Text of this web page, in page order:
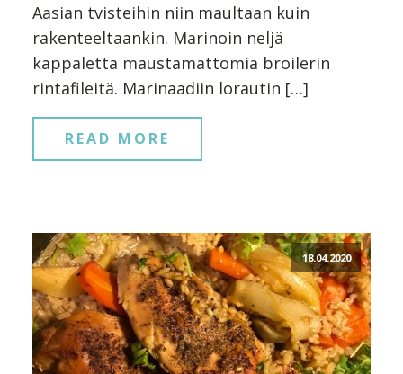
Aasian tvisteihin niin maultaan kuin
rakenteeltaankin. Marinoin neljä
kappaletta maustamattomia broilerin
rintafileitä. Marinaadiin lorautin […]
READ MORE
18.04.2020